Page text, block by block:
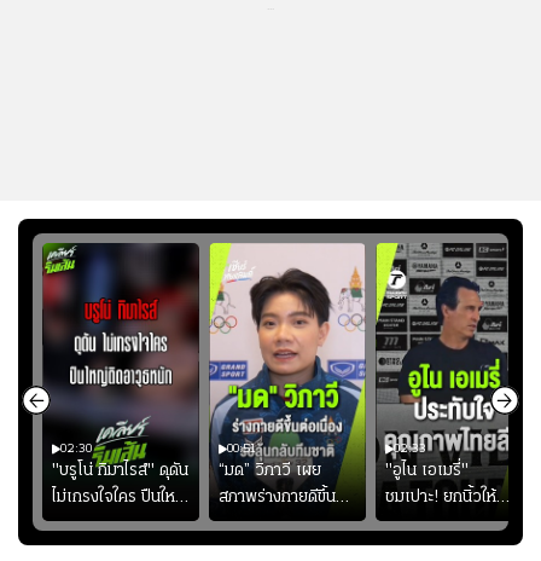
02:30
"บรูโน่ กิมาไรส์" ดุดัน
ไม่เกรงใจใคร ปืนใหญ่
เสิรมอาวุธหนัก
00:51
“มด” วิภาวี เผย
สภาพร่างกายดีขึ้น
อย่างต่อเนื่อง พร้อม
พยายามลงสนามให้
02:33
"อูไน เอเมรี่"
ชมเปาะ! ยกนิ้วให้
แท็กติกบีจี แฮปปี้
สุดๆ กับการเยือนไทย